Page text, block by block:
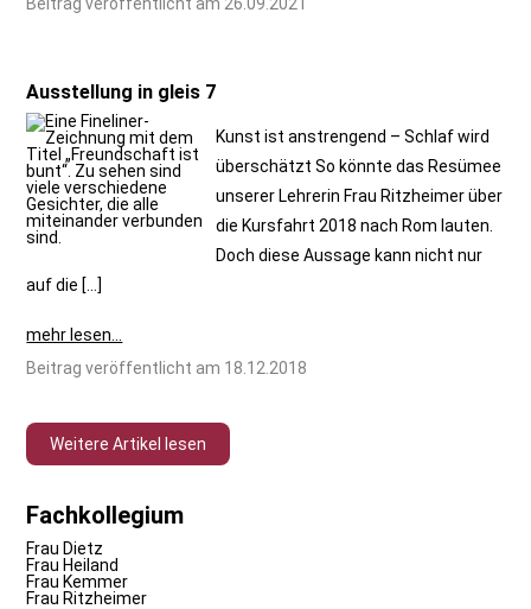
Ausstellung in gleis 7
Kunst ist anstrengend – Schlaf wird
überschätzt So könnte das Resümee
unserer Lehrerin Frau Ritzheimer über
die Kursfahrt 2018 nach Rom lauten.
Doch diese Aussage kann nicht nur
auf die […]
mehr lesen...
Beitrag veröffentlicht am 18.12.2018
Weitere Artikel lesen
Fachkollegium
Frau Dietz
Frau Heiland
Frau Kemmer
Frau Ritzheimer